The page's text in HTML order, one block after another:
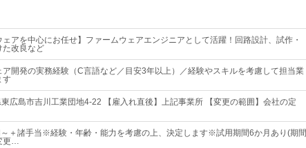
ェアを中心にお任せ】ファームウェアエンジニアとして活躍！回路設計、試作・
た改良など
開発の実務経験（C言語など／目安3年以上）／経験やスキルを考慮して担当業
す
広島市吉川工業団地4-22 【雇入れ直後】上記事業所 【変更の範囲】会社の定
＋諸手当※経験・年齢・能力を考慮の上、決定します※試用期間6か月あり(期間
更…